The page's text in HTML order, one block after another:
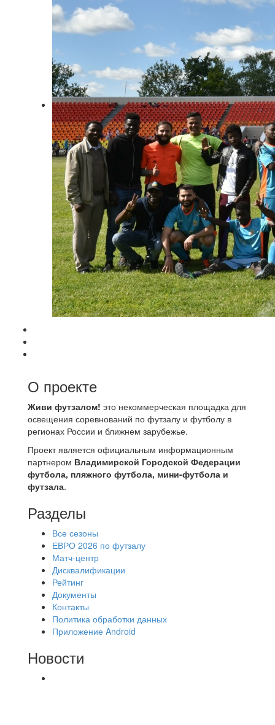
О проекте
Живи футзалом! это некоммерческая площадка для
освещения соревнований по футзалу и футболу в
регионах России и ближнем зарубежье.
Проект является официальным информационным
партнером Владимирской Городской Федерации
футбола, пляжного футбола, мини-футбола и
футзала.
Разделы
Все сезоны
ЕВРО 2026 по футзалу
Матч-центр
Дисквалификации
Рейтинг
Документы
Контакты
Политика обработки данных
Приложение Android
Новости